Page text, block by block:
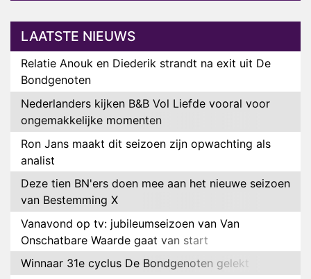
LAATSTE NIEUWS
Relatie Anouk en Diederik strandt na exit uit De
Bondgenoten
Nederlanders kijken B&B Vol Liefde vooral voor
ongemakkelijke momenten
Ron Jans maakt dit seizoen zijn opwachting als
analist
Deze tien BN'ers doen mee aan het nieuwe seizoen
van Bestemming X
Vanavond op tv: jubileumseizoen van Van
Onschatbare Waarde gaat van start
Winnaar 31e cyclus De Bondgenoten gelekt